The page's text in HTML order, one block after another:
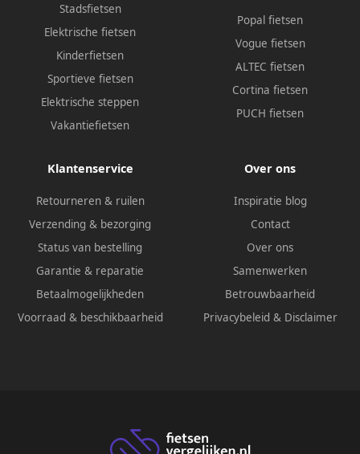
Stadsfietsen
Elektrische fietsen
Kinderfietsen
Sportieve fietsen
Elektrische steppen
Vakantiefietsen
Popal fietsen
Vogue fietsen
ALTEC fietsen
Cortina fietsen
PUCH fietsen
Klantenservice
Retourneren & ruilen
Verzending & bezorging
Status van bestelling
Garantie & reparatie
Betaalmogelijkheden
Voorraad & beschikbaarheid
Over ons
Inspiratie blog
Contact
Over ons
Samenwerken
Betrouwbaarheid
Privacybeleid & Disclaimer